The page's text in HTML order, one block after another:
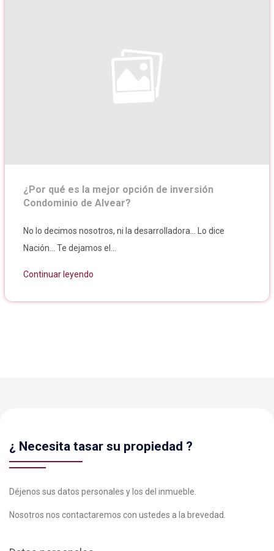
¿Por qué es la mejor opción de inversión
Condominio de Alvear?
No lo decimos nosotros, ni la desarrolladora... Lo dice
Nación... Te dejamos el...
Continuar leyendo
¿ Necesita tasar su propiedad ?
Déjenos sus datos personales y los del inmueble.
Nosotros nos contactaremos con ustedes a la brevedad.